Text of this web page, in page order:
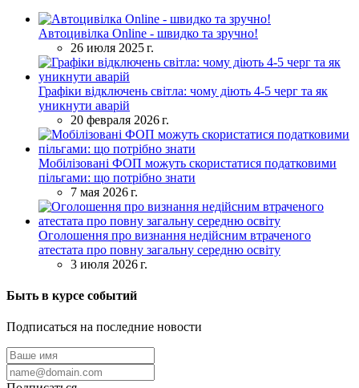
Автоцивілка Online - швидко та зручно!
26 июля 2025 г.
Графіки відключень світла: чому діють 4-5 черг та як
уникнути аварій
20 февраля 2026 г.
Мобілізовані ФОП можуть скористатися податковими
пільгами: що потрібно знати
7 мая 2026 г.
Оголошення про визнання недійсним втраченого
атестата про повну загальну середню освіту
3 июля 2026 г.
Быть в курсе событий
Подписаться на последние новости